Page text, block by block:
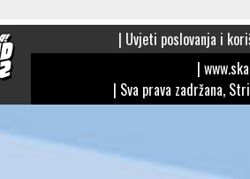
| Uvjeti poslovanja i
|
| Sva prava zadržana,